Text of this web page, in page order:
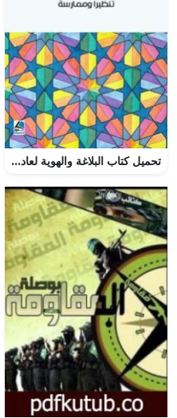
تحميل كتاب البلاغة والهوية لعادل المجداوي بصيغة PDF مجانا